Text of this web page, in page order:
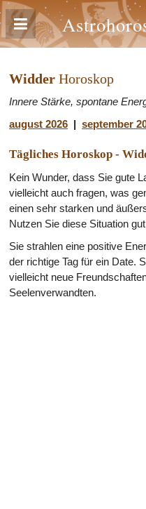
Widder Horoskop
Innere Stärke, spontane
august 2026 | september
Tägliches Horoskop -
Kein Wunder, dass Sie gute
vielleicht auch fragen, was
einen sehr starken und
Nutzen Sie diese Situation
Sie strahlen eine positive
der richtige Tag für ein Date.
vielleicht neue
Seelenverwandten.